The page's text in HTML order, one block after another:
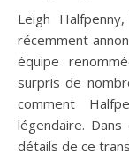
Leigh Halfpenny, le célèbre joueur de rugby gallois, a
récemment
équipe
surpris de
comment
légendaire.
détails de ce